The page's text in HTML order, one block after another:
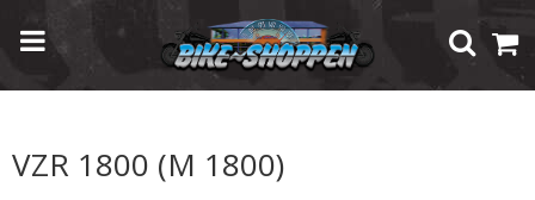
VZR 1800 (M 1800)